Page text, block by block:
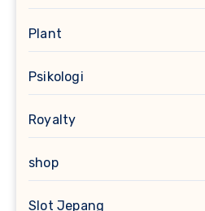
Plant
Psikologi
Royalty
shop
Slot Jepang